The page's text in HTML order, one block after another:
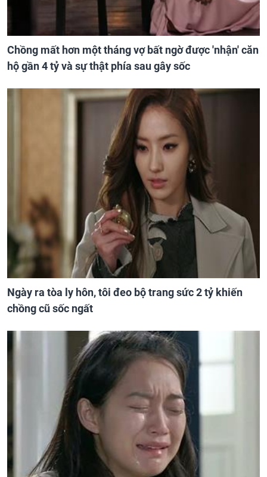
Chồng mất hơn một tháng vợ bất ngờ được 'nhận' căn
hộ gần 4 tỷ và sự thật phía sau gây sốc
Ngày ra tòa ly hôn, tôi đeo bộ trang sức 2 tỷ khiến
chồng cũ sốc ngất